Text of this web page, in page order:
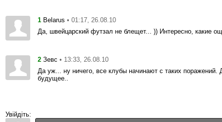
1 Belarus • 01:17, 26.08.10
Да, швейцарский футзал не блещет... )) Интересно, какие
2 Зевс • 13:33, 26.08.10
Да уж... ну ничего, все клубы начинают с таких
будущее..
Увійдіть: